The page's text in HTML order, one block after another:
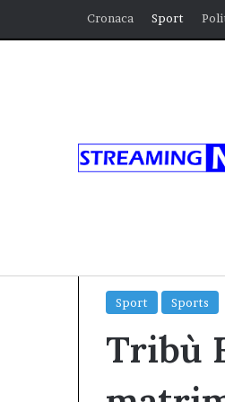
Cronaca Sport
Sport Sports
Tribù